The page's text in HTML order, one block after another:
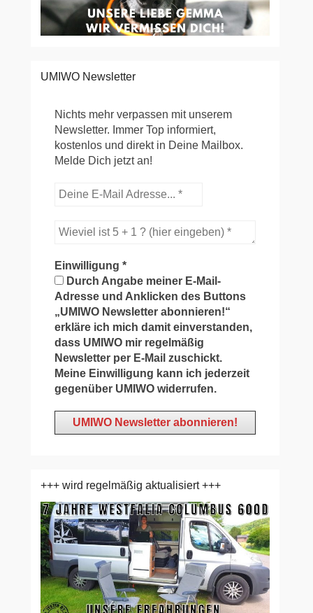
UMIWO Newsletter
Nichts mehr verpassen mit unserem
Newsletter. Immer Top informiert,
kostenlos und direkt in Deine Mailbox.
Melde Dich jetzt an!
Einwilligung*
Durch Angabe meiner E-Mail-
Adresse und Anklicken des Buttons
„UMIWO Newsletter abonnieren!“
erkläre ich mich damit einverstanden,
dass UMIWO mir regelmäßig
Newsletter per E-Mail zuschickt.
Meine Einwilligung kann ich jederzeit
gegenüber UMIWO widerrufen.
+++ wird regelmäßig aktualisiert +++